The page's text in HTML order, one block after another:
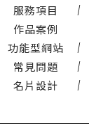
服務項目
作品案例
功能型網站
常見問題
名片設計